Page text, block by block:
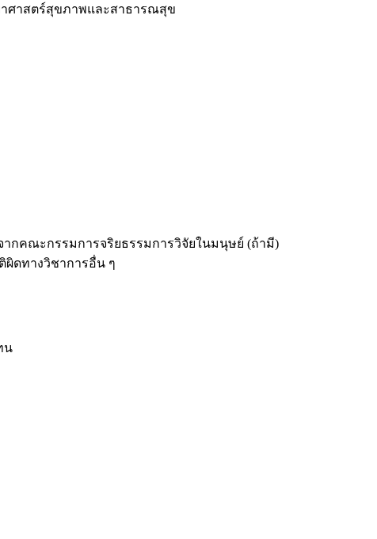
ศาสตร์สุขภาพและสาธารณสุข
กคณะกรรมการจริยธรรมการวิจัยในมนุษย์ (ถ้ามี)
ผิดทางวิชาการอื่น ๆ
น